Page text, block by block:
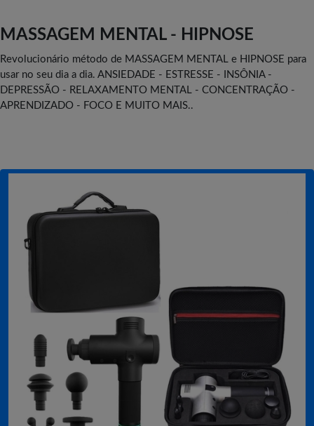
MASSAGEM MENTAL - HIPNOSE
Revolucionário método de MASSAGEM MENTAL e HIPNOSE para
usar no seu dia a dia. ANSIEDADE - ESTRESSE - INSÔNIA -
DEPRESSÃO - RELAXAMENTO MENTAL - CONCENTRAÇÃO -
APRENDIZADO - FOCO E MUITO MAIS..